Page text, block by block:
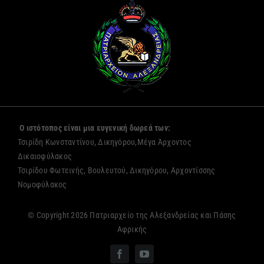
Ο ιστότοπος είναι μια ευγενική δωρεά των:
Τσιρίδη Κωνσταντίνου, Δικηγόρου,Μέγα Άρχοντος
Δικαιοφύλακος
Τσιρίδου Φωτεινής, Βουλευτού, Δικηγόρου, Αρχοντίσσης
Νομοφύλακος
© Copyright 2026 Πατριαρχείο της Αλεξανδρείας και Πάσης
Αφρικής